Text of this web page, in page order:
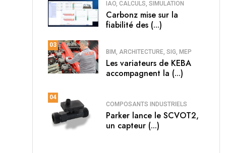
IAO, CALCULS, SIMULATION
Carbonz mise sur la
fiabilité des (...)
03
BIM, ARCHITECTURE, SIG, MEP
Les variateurs de KEBA
accompagnent la (...)
04
COMPOSANTS INDUSTRIELS
Parker lance le SCVOT2,
un capteur (...)